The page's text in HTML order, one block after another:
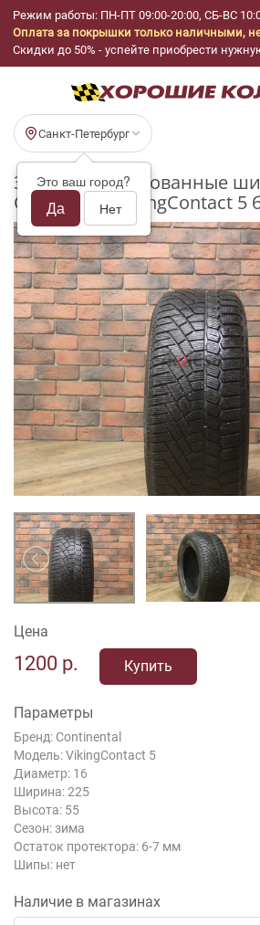
Режим работы: ПН-ПТ 09:00-20:00, СБ-ВС
Оплата за покрышки только наличными,
Скидки до 50% - успейте приобрести
Санкт-Петербург
Это ваш город?
Да Нет
Зимние нешипованные
Continental VikingContact 5
Цена
1200 р. Купить
Параметры
Бренд: Continental
Модель: VikingContact 5
Диаметр: 16
Ширина: 225
Высота: 55
Сезон: зима
Остаток протектора: 6-7 мм
Шипы: нет
Наличие в магазинах